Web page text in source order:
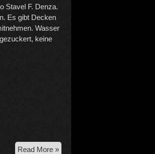
Stavel F. Denza.
Es gibt Decken
Wasser
keine
Read More »28.9.2021